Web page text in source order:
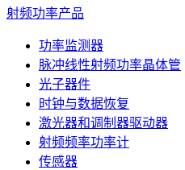
射频功率产品
功率监测器
脉冲线性射频功率晶体管
光子器件
时钟与数据恢复
激光器和调制器驱动器
射频频率功率计
传感器